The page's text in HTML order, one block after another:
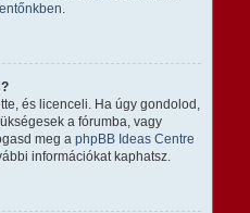
.
és licenceli. Ha úgy gondolod,
a fórumba, vagy
meg a phpBB Ideas Centre
információkat kaphatsz.